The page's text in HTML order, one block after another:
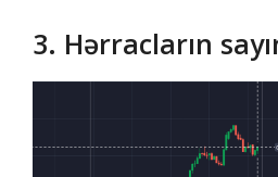
3. Hərracların